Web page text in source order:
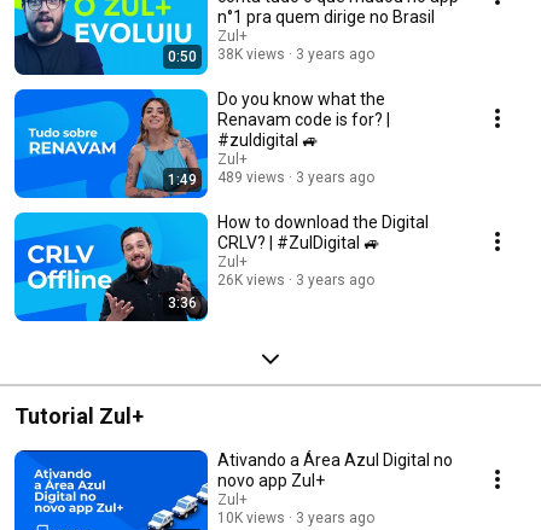
0:50
n°1 pra quem dirige no Brasil
Zul+
38K views
3 years ago
1:49
Do you know what the
Renavam code is for? |
#zuldigital 🚙
Zul+
489 views
3 years ago
3:36
How to download the Digital
CRLV? | #ZulDigital 🚙
Zul+
26K views
3 years ago
Tutorial Zul+
Ativando a Área Azul Digital no
novo app Zul+
Zul+
10K views
3 years ago